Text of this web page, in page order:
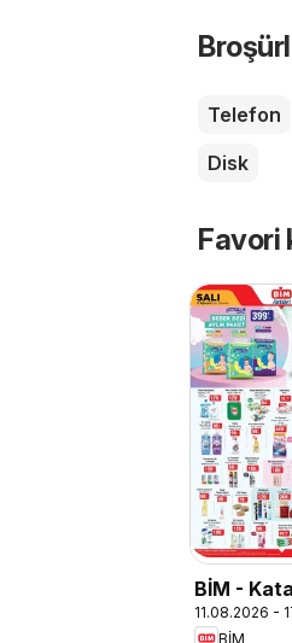
Telefon
Disk
Favori
BİM -
11.08.2026 -
BİM